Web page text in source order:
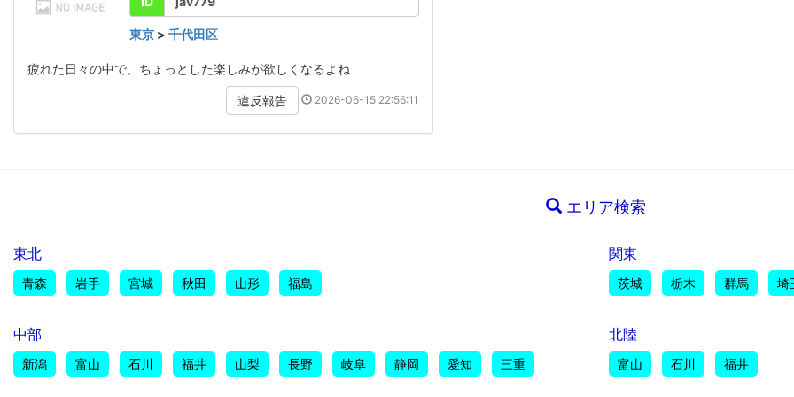
東京 > 千代田区
疲れた日々の中で、ちょっとした楽しみが欲しくなるよね
違反報告 2026-06-15 22:56:11
エリア検索
東北
青森 岩手 宮城 秋田 山形 福島
関東
茨城 栃木 群馬 埼
中部
新潟 富山 石川 福井 山梨 長野 岐阜 静岡 愛知 三重
北陸
富山 石川 福井